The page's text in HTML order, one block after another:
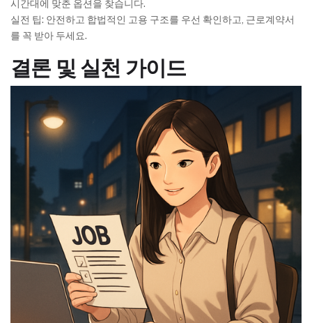
시간대에 맞춘 옵션을 찾습니다.
실전 팁: 안전하고 합법적인 고용 구조를 우선 확인하고, 근로계약서
를 꼭 받아 두세요.
결론 및 실천 가이드